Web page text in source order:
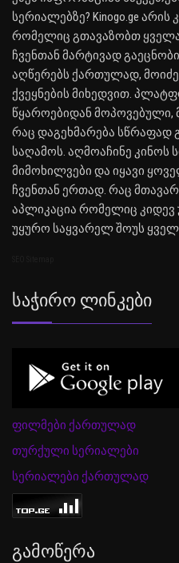
სერიალებზე? Kinogo.ge
რომელიც გთავაზობთ
ჩვენთან მარტივად
აღწერებს ქართულად,
ქვეყნების მიხედვით.
წყაროებიდან მოპოვებული,
რაც დაგეხმარება სწრაფად
საღამოს. აღმოაჩინე კინოს
მიმოხილვები და იყავი
ჩვენთან ერთად. რაც
აპლიკაცია რომელიც
უყურო საყვარელ შოუს
Საჭირო Ლინკები
ფილმები ქართულად
თურქული სერიალები
სერიალები ქართულად
Გამოწერა